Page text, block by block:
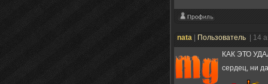
nata Пользователь
| 14
КАК ЭТО
сердец, ни